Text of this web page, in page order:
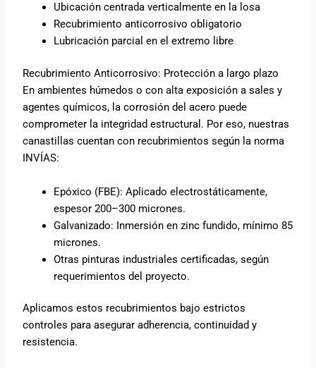
Ubicación centrada verticalmente en la losa
Recubrimiento anticorrosivo obligatorio
Lubricación parcial en el extremo libre
Recubrimiento Anticorrosivo: Protección a largo plazo
En ambientes húmedos o con alta exposición a sales y
agentes químicos, la corrosión del acero puede
comprometer la integridad estructural. Por eso, nuestras
canastillas cuentan con recubrimientos según la norma
INVÍAS:
Epóxico (FBE): Aplicado electrostáticamente,
espesor 200–300 micrones.
Galvanizado: Inmersión en zinc fundido, mínimo 85
micrones.
Otras pinturas industriales certificadas, según
requerimientos del proyecto.
Aplicamos estos recubrimientos bajo estrictos
controles para asegurar adherencia, continuidad y
resistencia.